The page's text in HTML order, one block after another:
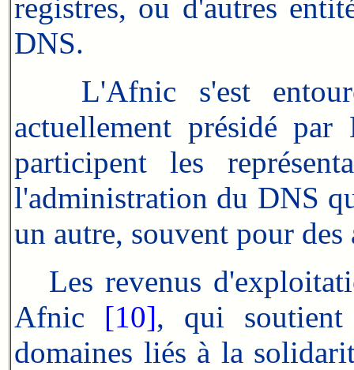
registres, ou d'autres
DNS.
L'Afnic s'est
actuellement présidé par
participent les
l'administration du DNS
un autre, souvent pour
Les revenus
Afnic [10], qui soutient
domaines liés à la